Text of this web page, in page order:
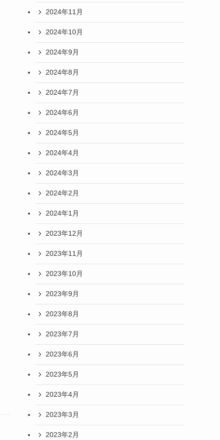
2024年11月
2024年10月
2024年9月
2024年8月
2024年7月
2024年6月
2024年5月
2024年4月
2024年3月
2024年2月
2024年1月
2023年12月
2023年11月
2023年10月
2023年9月
2023年8月
2023年7月
2023年6月
2023年5月
2023年4月
2023年3月
2023年2月